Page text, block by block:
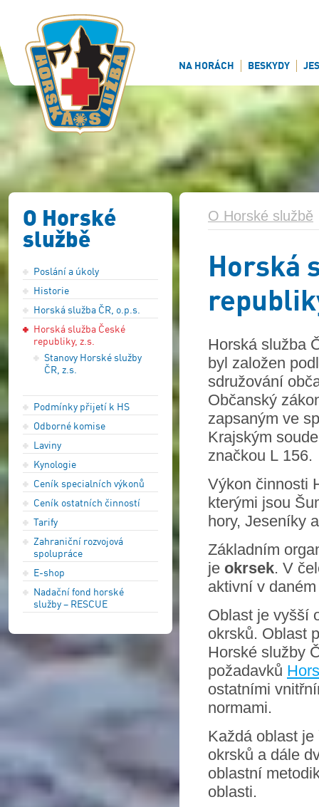
NA HORÁCH BESKYDY
O Horské
službě
Poslání a úkoly
Historie
Horská služba ČR, o.p.s.
Horská služba České
republiky, z.s.
Stanovy Horské služby
ČR, z.s.
Podmínky přijetí k HS
Odborné komise
Laviny
Kynologie
Ceník specialních výkonů
Ceník ostatních činností
Tarify
Zahraniční rozvojová
spolupráce
E-shop
Nadační fond horské
služby – RESCUE
O Horské službě
Horská
Horská služba
byl založen
sdružování
Občanský
zapsaným ve
Krajským
značkou L 156.
Výkon činnosti
kterými jsou
hory, Jeseníky
Základním
je okrsek. V
aktivní v
Oblast je vyšší
okrsků. Oblast
Horské služby
požadavků
ostatními
normami.
Každá oblast
okrsků a dále
oblastní
oblasti.